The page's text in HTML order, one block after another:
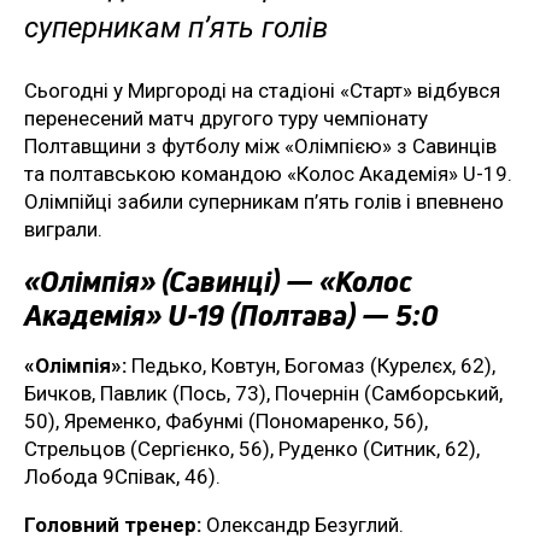
суперникам п’ять голів
Сьогодні у Миргороді на стадіоні «Старт» відбувся
перенесений матч другого туру чемпіонату
Полтавщини з футболу між «Олімпією» з Савинців
та полтавською командою «Колос Академія» U-19.
Олімпійці забили суперникам п’ять голів і впевнено
виграли.
«Олімпія» (Савинці) — «Колос
Академія» U-19 (Полтава) — 5:0
«Олімпія»: Педько, Ковтун, Богомаз (Курелєх, 62),
Бичков, Павлик (Пось, 73), Почернін (Самборський,
50), Яременко, Фабунмі (Пономаренко, 56),
Стрельцов (Сергієнко, 56), Руденко (Ситник, 62),
Лобода 9Співак, 46).
Головний тренер: Олександр Безуглий.